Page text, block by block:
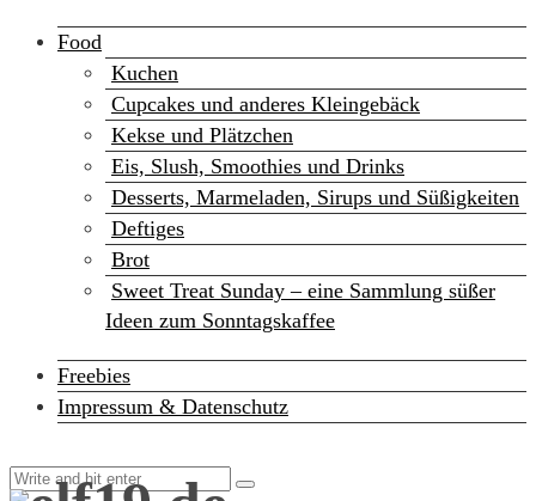
Food
Kuchen
Cupcakes und anderes Kleingebäck
Kekse und Plätzchen
Eis, Slush, Smoothies und Drinks
Desserts, Marmeladen, Sirups und Süßigkeiten
Deftiges
Brot
Sweet Treat Sunday – eine Sammlung süßer
Ideen zum Sonntagskaffee
Freebies
Impressum & Datenschutz